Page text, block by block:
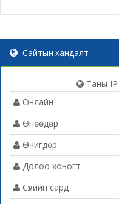
Сайтын хандалт
Таны IP
Онлайн
Өнөөдөр
Өчигдөр
Долоо хоногт
Сүүлийн сард